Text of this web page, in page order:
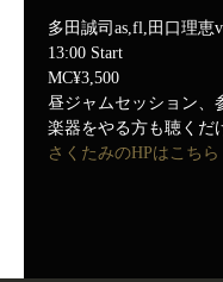
多田誠司as,fl,田口理恵
13:00 Start
MC¥3,500
昼ジャムセッション、
楽器をやる方も聴くだ
さくたみのHPはこちら